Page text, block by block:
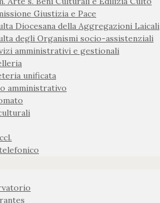
Giustizia e Pace
Diocesana della Aggregazioni Laicali
degli Organismi socio-assistenziali
amministrativi e gestionali
unificata
amministrativo